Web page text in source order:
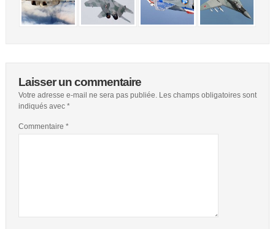
Laisser un commentaire
Votre adresse e-mail ne sera pas publiée. Les champs obligatoires sont
indiqués avec *
Commentaire *